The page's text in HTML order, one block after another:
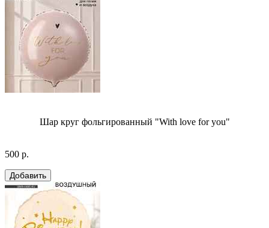
Шар круг фольгированный "With love for you"
500 р.